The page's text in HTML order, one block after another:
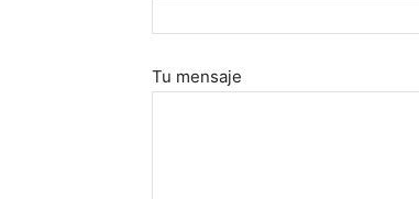
Tu mensaje